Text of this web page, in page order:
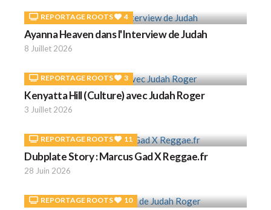
REPORTAGE ROOTS 4
Ayanna Heaven dans l'Interview de Judah
8 Juillet 2026
REPORTAGE ROOTS 3
Kenyatta Hill (Culture) avec Judah Roger
3 Juillet 2026
REPORTAGE ROOTS 11
Dubplate Story : Marcus Gad X Reggae.fr
28 Juin 2026
REPORTAGE ROOTS 10